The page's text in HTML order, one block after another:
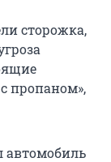
сторожка,
пропаном»,
автомобиль